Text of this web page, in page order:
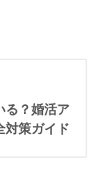
る？婚活ア
対策ガイド